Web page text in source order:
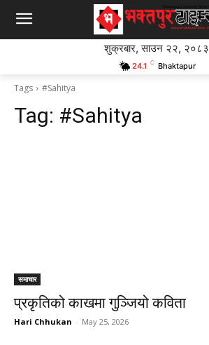
शुक्रबार, साउन २२, २०८३
24.1 C Bhaktapur
Tags #Sahitya
Tag: #Sahitya
समाचार
प्रकृतिको काखमा गुञ्जियो कविता
Hari Chhukan - May 25, 2026